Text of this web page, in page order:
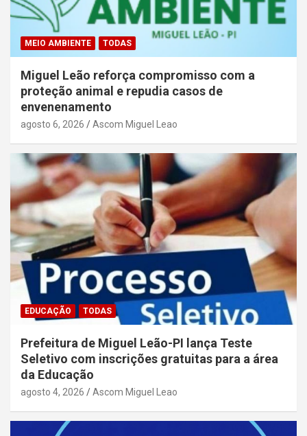
MEIO AMBIENTE TODAS
Miguel Leão reforça compromisso com a
proteção animal e repudia casos de
envenenamento
agosto 6, 2026 Ascom Miguel Leao
EDUCAÇÃO TODAS
Prefeitura de Miguel Leão-PI lança Teste
Seletivo com inscrições gratuitas para a área
da Educação
agosto 4, 2026 Ascom Miguel Leao